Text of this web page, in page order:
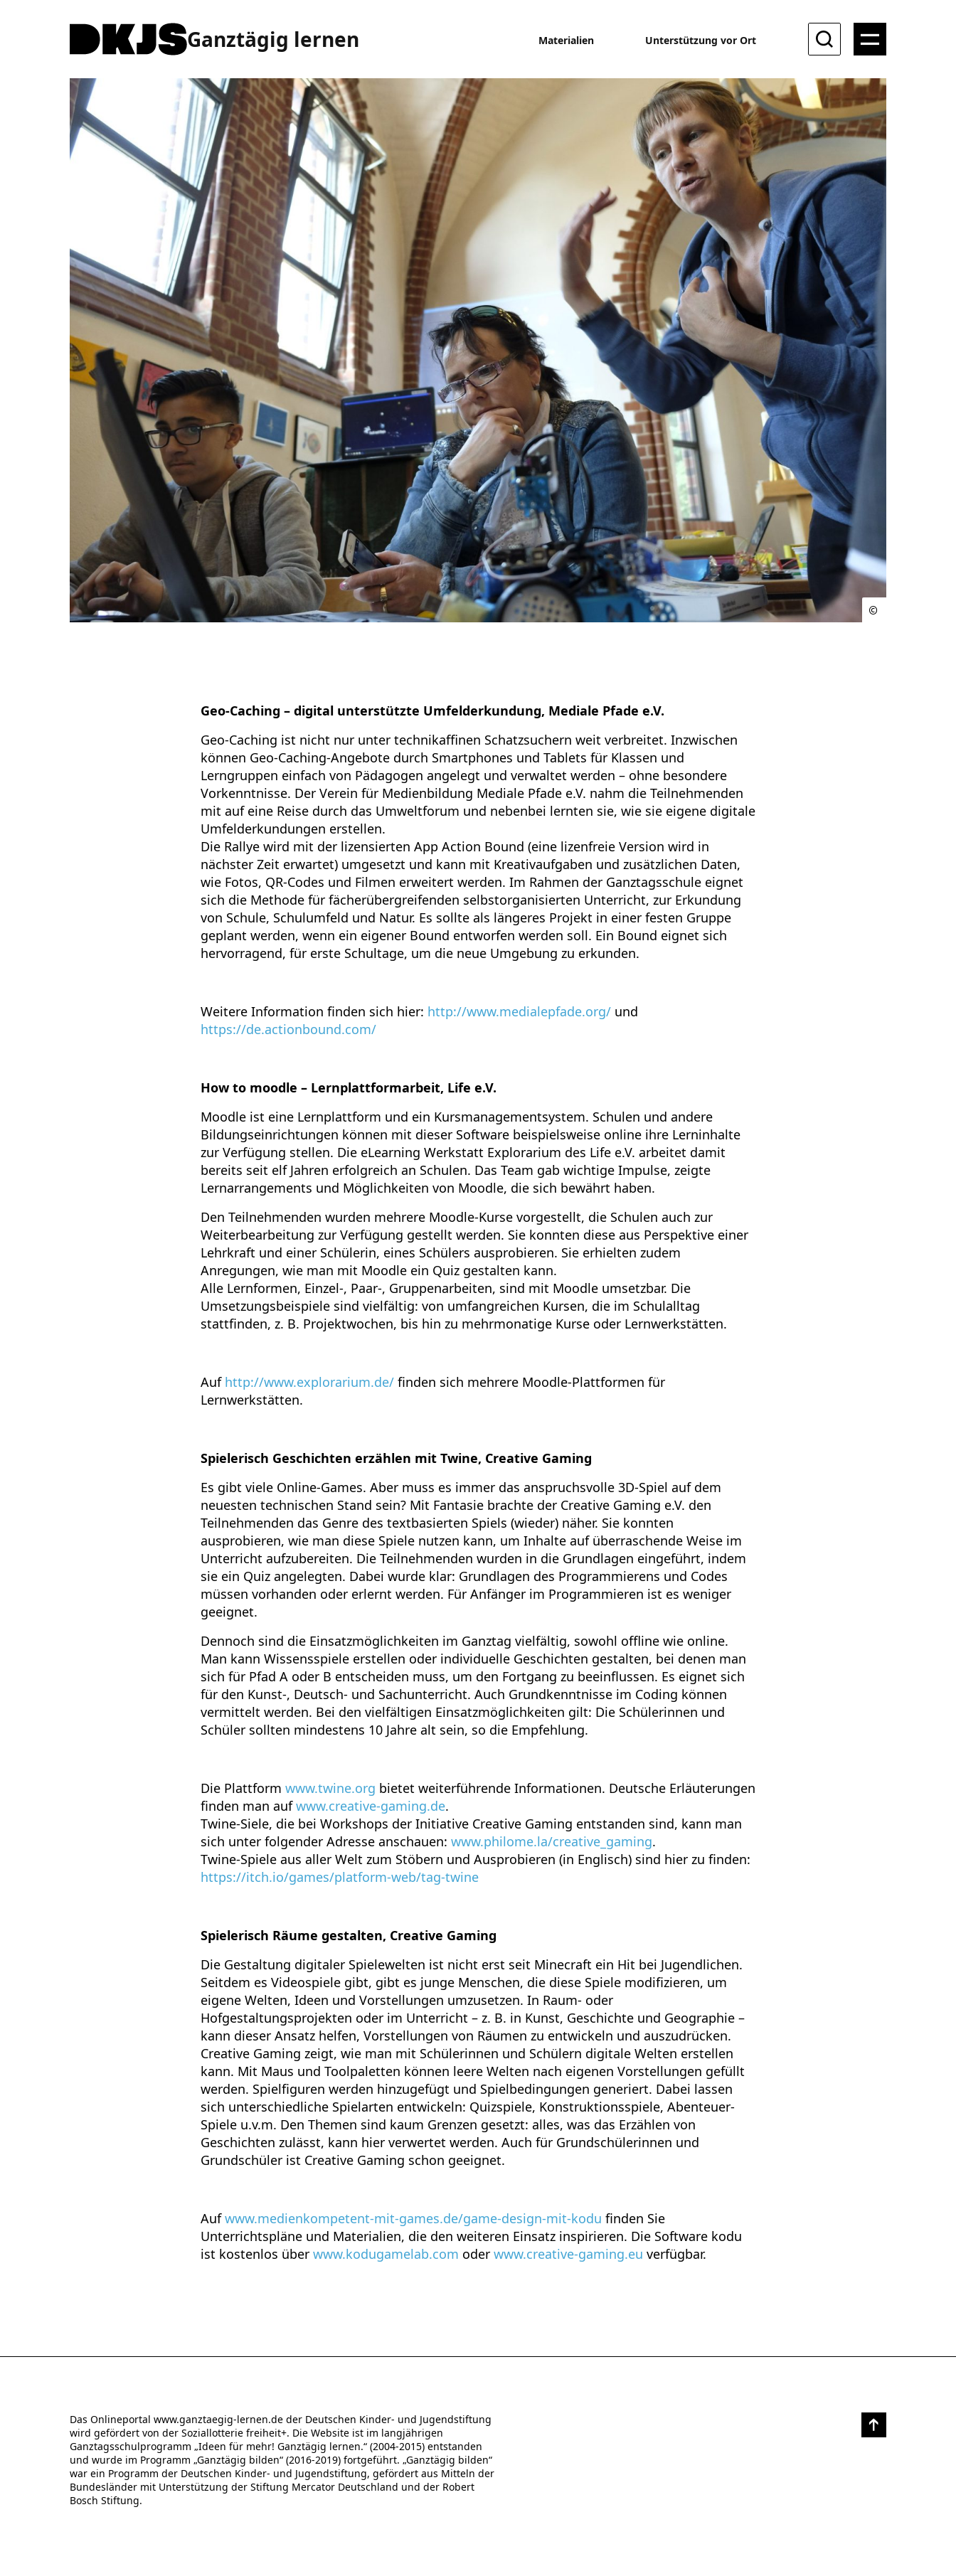
Ganztägig lernen Materialien Unterstützung vor Ort
Geo-Caching – digital unterstützte Umfelderkundung, Mediale Pfade e.V.
Geo-Caching ist nicht nur unter technikaffinen Schatzsuchern weit verbreitet. Inzwischen
können Geo-Caching-Angebote durch Smartphones und Tablets für Klassen und
Lerngruppen einfach von Pädagogen angelegt und verwaltet werden – ohne besondere
Vorkenntnisse. Der Verein für Medienbildung Mediale Pfade e.V. nahm die Teilnehmenden
mit auf eine Reise durch das Umweltforum und nebenbei lernten sie, wie sie eigene digitale
Umfelderkundungen erstellen.
Die Rallye wird mit der lizensierten App Action Bound (eine lizenfreie Version wird in
nächster Zeit erwartet) umgesetzt und kann mit Kreativaufgaben und zusätzlichen Daten,
wie Fotos, QR-Codes und Filmen erweitert werden. Im Rahmen der Ganztagsschule eignet
sich die Methode für fächerübergreifenden selbstorganisierten Unterricht, zur Erkundung
von Schule, Schulumfeld und Natur. Es sollte als längeres Projekt in einer festen Gruppe
geplant werden, wenn ein eigener Bound entworfen werden soll. Ein Bound eignet sich
hervorragend, für erste Schultage, um die neue Umgebung zu erkunden.
Weitere Information finden sich hier: http://www.medialepfade.org/ und
https://de.actionbound.com/
How to moodle – Lernplattformarbeit, Life e.V.
Moodle ist eine Lernplattform und ein Kursmanagementsystem. Schulen und andere
Bildungseinrichtungen können mit dieser Software beispielsweise online ihre Lerninhalte
zur Verfügung stellen. Die eLearning Werkstatt Explorarium des Life e.V. arbeitet damit
bereits seit elf Jahren erfolgreich an Schulen. Das Team gab wichtige Impulse, zeigte
Lernarrangements und Möglichkeiten von Moodle, die sich bewährt haben.
Den Teilnehmenden wurden mehrere Moodle-Kurse vorgestellt, die Schulen auch zur
Weiterbearbeitung zur Verfügung gestellt werden. Sie konnten diese aus Perspektive einer
Lehrkraft und einer Schülerin, eines Schülers ausprobieren. Sie erhielten zudem
Anregungen, wie man mit Moodle ein Quiz gestalten kann.
Alle Lernformen, Einzel-, Paar-, Gruppenarbeiten, sind mit Moodle umsetzbar. Die
Umsetzungsbeispiele sind vielfältig: von umfangreichen Kursen, die im Schulalltag
stattfinden, z. B. Projektwochen, bis hin zu mehrmonatige Kurse oder Lernwerkstätten.
Auf http://www.explorarium.de/ finden sich mehrere Moodle-Plattformen für
Lernwerkstätten.
Spielerisch Geschichten erzählen mit Twine, Creative Gaming
Es gibt viele Online-Games. Aber muss es immer das anspruchsvolle 3D-Spiel auf dem
neuesten technischen Stand sein? Mit Fantasie brachte der Creative Gaming e.V. den
Teilnehmenden das Genre des textbasierten Spiels (wieder) näher. Sie konnten
ausprobieren, wie man diese Spiele nutzen kann, um Inhalte auf überraschende Weise im
Unterricht aufzubereiten. Die Teilnehmenden wurden in die Grundlagen eingeführt, indem
sie ein Quiz angelegten. Dabei wurde klar: Grundlagen des Programmierens und Codes
müssen vorhanden oder erlernt werden. Für Anfänger im Programmieren ist es weniger
geeignet.
Dennoch sind die Einsatzmöglichkeiten im Ganztag vielfältig, sowohl offline wie online.
Man kann Wissensspiele erstellen oder individuelle Geschichten gestalten, bei denen man
sich für Pfad A oder B entscheiden muss, um den Fortgang zu beeinflussen. Es eignet sich
für den Kunst-, Deutsch- und Sachunterricht. Auch Grundkenntnisse im Coding können
vermittelt werden. Bei den vielfältigen Einsatzmöglichkeiten gilt: Die Schülerinnen und
Schüler sollten mindestens 10 Jahre alt sein, so die Empfehlung.
Die Plattform www.twine.org bietet weiterführende Informationen. Deutsche Erläuterungen
finden man aufwww.creative-gaming.de.
Twine-Siele, die bei Workshops der Initiative Creative Gaming entstanden sind, kann man
sich unter folgender Adresse anschauen: www.philome.la/creative_gaming.
Twine-Spiele aus aller Welt zum Stöbern und Ausprobieren (in Englisch) sind hier zu finden:
https://itch.io/games/platform-web/tag-twine
Spielerisch Räume gestalten, Creative Gaming
Die Gestaltung digitaler Spielewelten ist nicht erst seit Minecraft ein Hit bei Jugendlichen.
Seitdem es Videospiele gibt, gibt es junge Menschen, die diese Spiele modifizieren, um
eigene Welten, Ideen und Vorstellungen umzusetzen. In Raum- oder
Hofgestaltungsprojekten oder im Unterricht – z. B. in Kunst, Geschichte und Geographie –
kann dieser Ansatz helfen, Vorstellungen von Räumen zu entwickeln und auszudrücken.
Creative Gaming zeigt, wie man mit Schülerinnen und Schülern digitale Welten erstellen
kann. Mit Maus und Toolpaletten können leere Welten nach eigenen Vorstellungen gefüllt
werden. Spielfiguren werden hinzugefügt und Spielbedingungen generiert. Dabei lassen
sich unterschiedliche Spielarten entwickeln: Quizspiele, Konstruktionsspiele, Abenteuer-
Spiele u.v.m. Den Themen sind kaum Grenzen gesetzt: alles, was das Erzählen von
Geschichten zulässt, kann hier verwertet werden. Auch für Grundschülerinnen und
Grundschüler ist Creative Gaming schon geeignet.
Aufwww.medienkompetent-mit-games.de/game-design-mit-kodu finden Sie
Unterrichtspläne und Materialien, die den weiteren Einsatz inspirieren. Die Software kodu
ist kostenlos über www.kodugamelab.com oder www.creative-gaming.eu verfügbar.
Das Onlineportal www.ganztaegig-lernen.de der Deutschen Kinder- und Jugendstiftung
wird gefördert von der Soziallotterie freiheit+. Die Website ist im langjährigen
Ganztagsschulprogramm „Ideen für mehr! Ganztägig lernen.“ (2004-2015) entstanden
und wurde im Programm „Ganztägig bilden“ (2016-2019) fortgeführt. „Ganztägig bilden“
war ein Programm der Deutschen Kinder- und Jugendstiftung, gefördert aus Mitteln der
Bundesländer mit Unterstützung der Stiftung Mercator Deutschland und der Robert
Bosch Stiftung.